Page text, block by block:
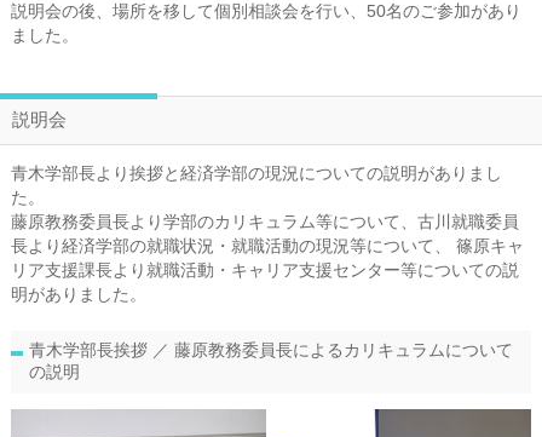
説明会の後、場所を移して個別相談会を行い、50名のご参加があり
ました。
説明会
青木学部長より挨拶と経済学部の現況についての説明がありまし
た。
藤原教務委員長より学部のカリキュラム等について、古川就職委員
長より経済学部の就職状況・就職活動の現況等について、 篠原キャ
リア支援課長より就職活動・キャリア支援センター等についての説
明がありました。
青木学部長挨拶 ／ 藤原教務委員長によるカリキュラムについて
の説明